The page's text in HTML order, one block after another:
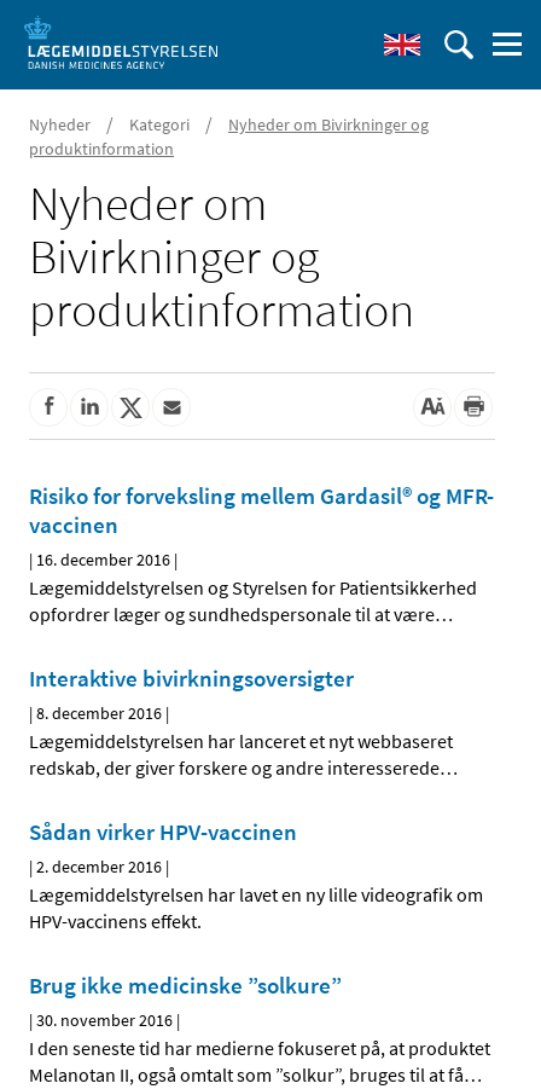
Nyheder / Kategori /
Nyheder om Bivirkninger og
produktinformation
Nyheder om
Bivirkninger og
produktinformation
Risiko for forveksling mellem Gardasil® og MFR-
vaccinen
| 16. december 2016 |
Lægemiddelstyrelsen og Styrelsen for Patientsikkerhed
opfordrer læger og sundhedspersonale til at være…
Interaktive bivirkningsoversigter
|8. december 2016 |
Lægemiddelstyrelsen har lanceret et nyt webbaseret
redskab, der giver forskere og andre interesserede…
Sådan virker HPV-vaccinen
|2. december 2016 |
Lægemiddelstyrelsen har lavet en ny lille videografik om
HPV-vaccinens effekt.
Brug ikke medicinske ”solkure”
|30. november 2016 |
I den seneste tid har medierne fokuseret på, at produktet
Melanotan II, også omtalt som ”solkur”, bruges til at få…